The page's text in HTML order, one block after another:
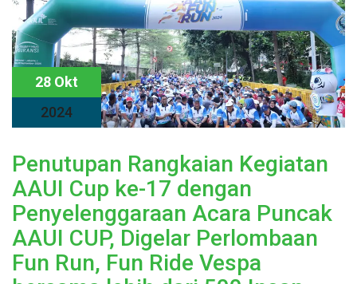
28 Okt
2024
Penutupan Rangkaian Kegiatan
AAUI Cup ke-17 dengan
Penyelenggaraan Acara Puncak
AAUI CUP, Digelar Perlombaan
Fun Run, Fun Ride Vespa